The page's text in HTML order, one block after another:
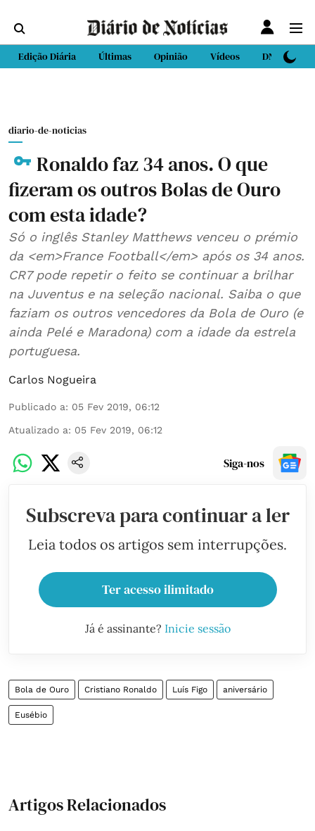
Edição Diária Últimas Opinião Vídeos DN Sport
diario-de-noticias
Ronaldo faz 34 anos. O que
fizeram os outros Bolas de Ouro
com esta idade?
Só o inglês Stanley Matthews venceu o prémio
da <em>France Football</em> após os 34 anos.
CR7 pode repetir o feito se continuar a brilhar
na Juventus e na seleção nacional. Saiba o que
faziam os outros vencedores da Bola de Ouro (e
ainda Pelé e Maradona) com a idade da estrela
portuguesa.
Carlos Nogueira
Publicado a: 05 Fev 2019, 06:12
Atualizado a: 05 Fev 2019, 06:12
Siga-nos
Subscreva para continuar a ler
Leia todos os artigos sem interrupções.
Ter acesso ilimitado
Já é assinante? Inicie sessão
Bola de Ouro Cristiano Ronaldo Luís Figo aniversário
Eusébio
Artigos Relacionados